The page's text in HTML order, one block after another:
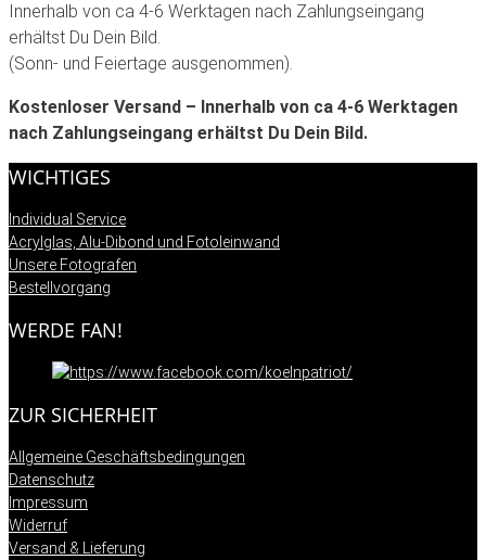
Innerhalb von ca 4-6 Werktagen nach Zahlungseingang
erhältst Du Dein Bild.
(Sonn- und Feiertage ausgenommen).
Kostenloser Versand – Innerhalb von ca 4-6 Werktagen
nach Zahlungseingang erhältst Du Dein Bild.
WICHTIGES
Individual Service
Acrylglas, Alu-Dibond und Fotoleinwand
Unsere Fotografen
Bestellvorgang
WERDE FAN!
ZUR SICHERHEIT
Allgemeine Geschäftsbedingungen
Datenschutz
Impressum
Widerruf
Versand & Lieferung